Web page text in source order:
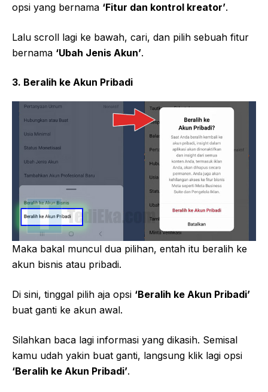
opsi yang bernama ‘Fitur dan kontrol kreator’.
Lalu scroll lagi ke bawah, cari, dan pilih sebuah fitur
bernama ‘Ubah Jenis Akun’.
3. Beralih ke Akun Pribadi
Maka bakal muncul dua pilihan, entah itu beralih ke
akun bisnis atau pribadi.
Di sini, tinggal pilih aja opsi ‘Beralih ke Akun Pribadi’
buat ganti ke akun awal.
Silahkan baca lagi informasi yang dikasih. Semisal
kamu udah yakin buat ganti, langsung klik lagi opsi
‘Beralih ke Akun Pribadi’.